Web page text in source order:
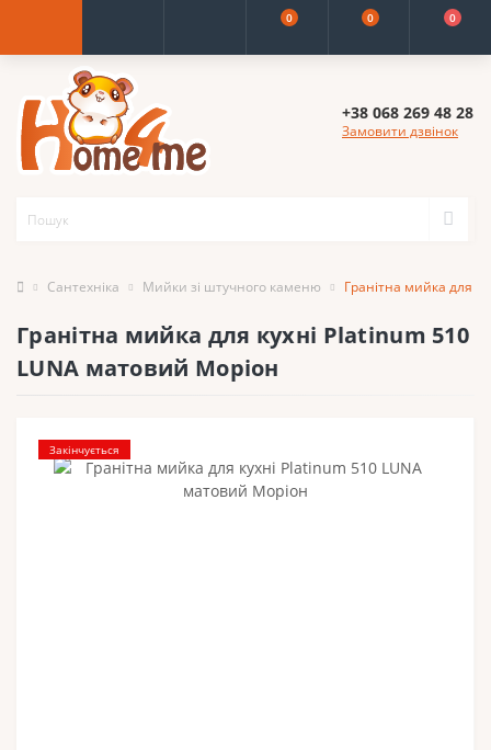
0 0 0
+38 068 269 48 28
Замовити дзвінок
Сантехніка Мийки зі штучного каменю Гранітна мийка для
Гранітна мийка для кухні Platinum 510
LUNA матовий Моріон
Закінчується